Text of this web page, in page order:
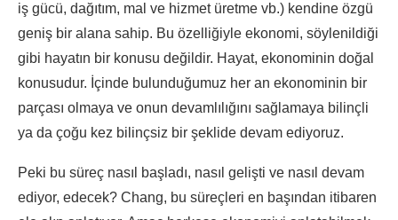
iş gücü, dağıtım, mal ve hizmet üretme vb.) kendine özgü
geniş bir alana sahip. Bu özelliğiyle ekonomi, söylenildiği
gibi hayatın bir konusu değildir. Hayat, ekonominin doğal
konusudur. İçinde bulunduğumuz her an ekonominin bir
parçası olmaya ve onun devamlılığını sağlamaya bilinçli
ya da çoğu kez bilinçsiz bir şeklide devam ediyoruz.
Peki bu süreç nasıl başladı, nasıl gelişti ve nasıl devam
ediyor, edecek? Chang, bu süreçleri en başından itibaren